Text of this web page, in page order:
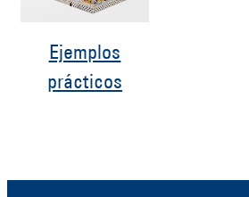
Ejemplos
prácticos